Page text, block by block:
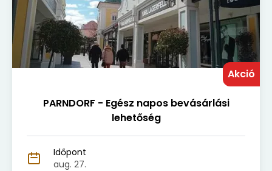
Akció
PARNDORF - Egész napos bevásárlási
lehetőség
Időpont
aug. 27.